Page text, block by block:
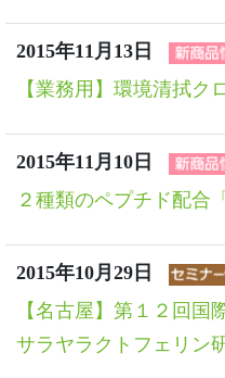
2015年11月13日
【業務用】環境清拭
2015年11月10日
２種類のペプチド配合
2015年10月29日
【名古屋】第１２回国
サラヤラクトフェリン